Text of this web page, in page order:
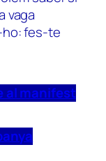
vaga
ho: fes-te
al manifest